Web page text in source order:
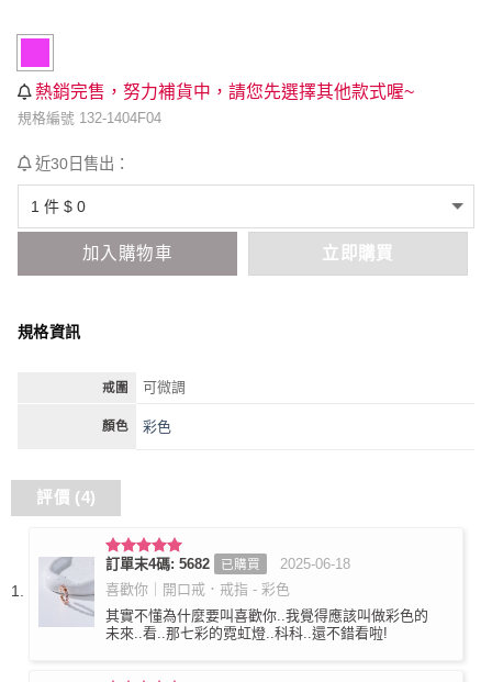
熱銷完售，努力補貨中，請您先選擇其他款式喔~
規格編號 132-1404F04
近30日售出：
加入購物車 立即購買
規格資訊
戒圍 可微調
顏色 彩色
評價 (4)
評分5滿
分 5
訂單末4碼: 5682 已購買
2025-06-18
喜歡你｜開口戒．戒指 - 彩色
其實不懂為什麼要叫喜歡你..我覺得應該叫做彩色的
未來..看..那七彩的霓虹燈..科科..還不錯看啦!